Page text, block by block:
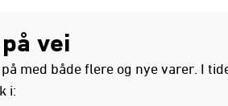
vei
med både flere og nye varer. I
i: